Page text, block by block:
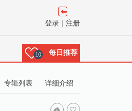
登录 | 注册
10 每日推荐
专辑列表 详细介绍